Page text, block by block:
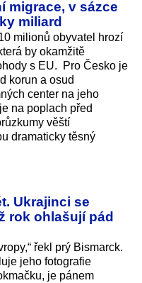
migrace, v sázce
miliard
milionů obyvatel hrozí
by okamžitě
s EU. Pro Česko je
korun a osud
center na jeho
na poplach před
věští
dramaticky těsný
Ukrajinci se
rok ohlašují pád
řekl prý Bismarck.
jeho fotografie
je pánem